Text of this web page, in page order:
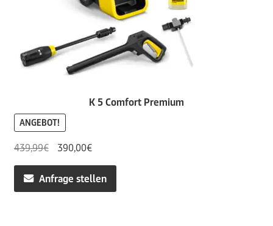
K 5 Comfort Premium
ANGEBOT!
439,99€
Ursprünglicher
Preis
war:
439,99€
390,00€Aktueller
Preis
ist:
390,00€.
Anfrage stellen